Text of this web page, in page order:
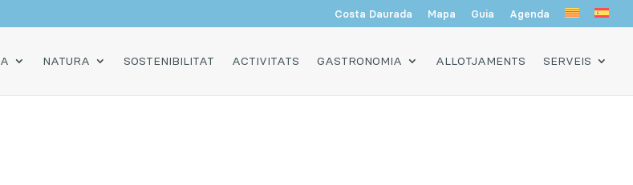
Costa Daurada Mapa Guia Agenda
NATURA SOSTENIBILITAT ACTIVITATS GASTRONOMIA ALLOTJAMENTS SERVEIS